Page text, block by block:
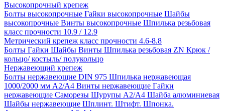
Высокопрочный крепеж
Болты высокопрочные Гайки высокопрочные Шайбы
высокопрочные Винты высокопрочные Шпилька резьбовая
класс прочности 10.9 / 12.9
Метрический крепеж класс прочности 4.6-8.8
Болты Гайки Шайбы Винты Шпилька резьбовая ZN Крюк /
кольцо/ костыль/ полукольцо
Нержавеющий крепеж
Болты нержавеющие DIN 975 Шпилька нержавеющая
1000/2000 мм А2/А4 Винты нержавеющие Гайки
нержавеющие Саморезы Шурупы А2/А4 Шайба алюминиевая
Шайбы нержавеющие Шплинт. Штифт. Шпонка.